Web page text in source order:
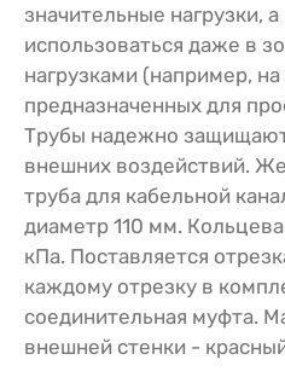
значительные нагрузки,
использоваться даже в
нагрузками (например, на
предназначенных для
Трубы надежно
внешних воздействий.
труба для кабельной
диаметр 110 мм.
кПа. Поставляется
каждому отрезку в
соединительная муфта.
внешней стенки -